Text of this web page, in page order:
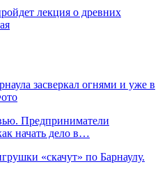
лекция о древних
засверкал огнями и уже в
Предприниматели
начать дело в…
«скачут» по Барнаулу.